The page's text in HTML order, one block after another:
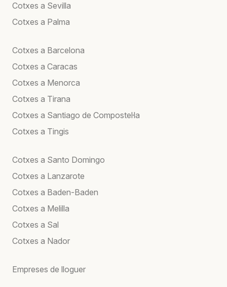
Cotxes a Sevilla
Cotxes a Palma
Cotxes a Barcelona
Cotxes a Caracas
Cotxes a Menorca
Cotxes a Tirana
Cotxes a Santiago de Compostel·la
Cotxes a Tingis
Cotxes a Santo Domingo
Cotxes a Lanzarote
Cotxes a Baden-Baden
Cotxes a Melilla
Cotxes a Sal
Cotxes a Nador
Empreses de lloguer